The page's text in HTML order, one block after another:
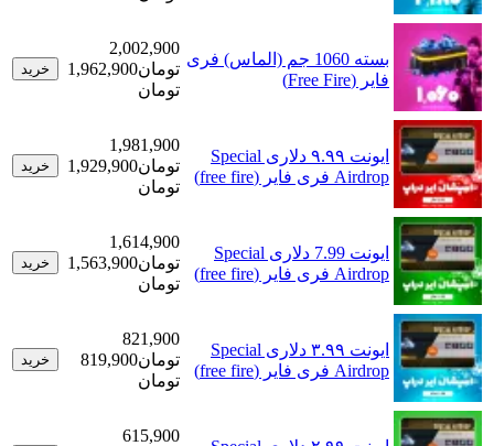
بسته 1060 جم (الماس) فری
فایر (Free Fire)
2,002,900
تومان1,962,900
خرید
ایونت ۹.۹۹ دلاری Special
Airdrop فری فایر (free fire)
1,981,900
تومان
1,929,900
تومان
خرید
ایونت 7.99 دلاری Special
Airdrop فری فایر (free fire)
1,614,900
تومان
1,563,900
تومان
خرید
ایونت ۳.۹۹ دلاری Special
Airdrop فری فایر (free fire)
تومان
819,900
تومان
خرید